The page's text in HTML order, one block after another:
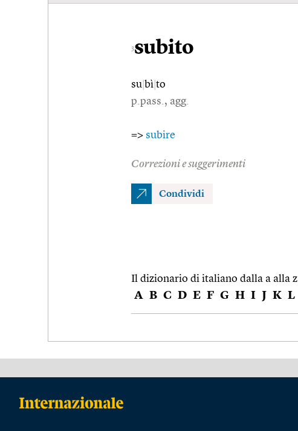
3subito
su bì to
p.pass., agg.
=> subire
Correzioni e suggerimenti
Condividi
Il dizionario di italiano dalla a alla z
A B C D E F G H I J K L